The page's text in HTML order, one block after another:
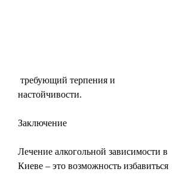
настойчивости.
Заключение
Лечение алкогольной зависимости в
Киеве – это возможность избавиться